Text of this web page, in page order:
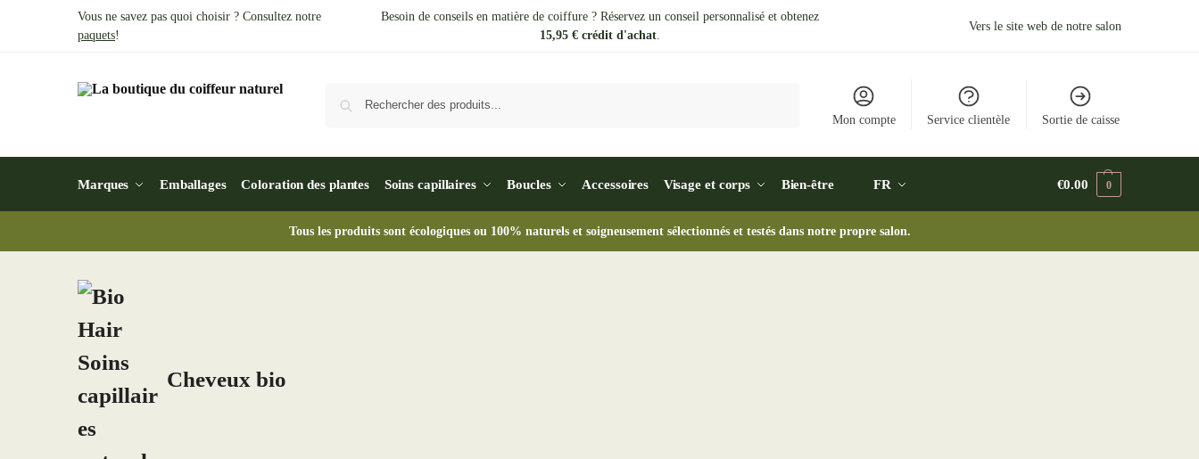
Vous ne savez pas quoi choisir ? Consultez notre
paquets!
Besoin de conseils en matière de coiffure ? Réservez un conseil personnalisé et obtenez
15,95 € crédit d'achat.
Vers le site web de notre salon
Mon compte Service clientèle Sortie de caisse
Marques Emballages Coloration des plantes Soins capillaires Boucles Accessoires Visage et corps Bien-être FR €0.00 0
Tous les produits sont écologiques ou 100% naturels et soigneusement sélectionnés et testés dans notre propre salon.
Cheveux bio